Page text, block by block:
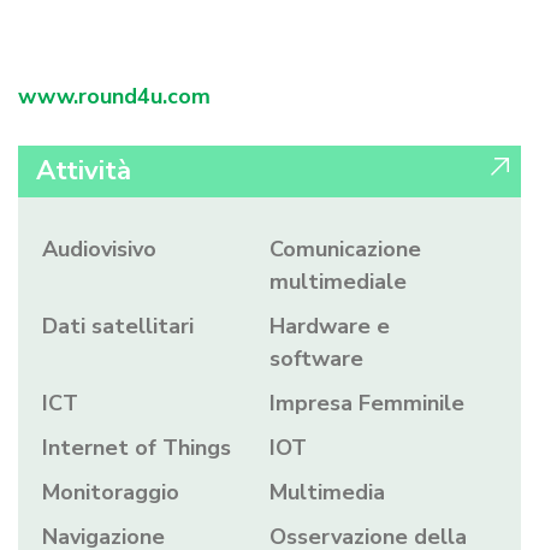
www.round4u.com
Attività
Audiovisivo
Comunicazione
multimediale
Dati satellitari
Hardware e
software
ICT
Impresa Femminile
Internet of Things
IOT
Monitoraggio
Multimedia
Navigazione
Osservazione della